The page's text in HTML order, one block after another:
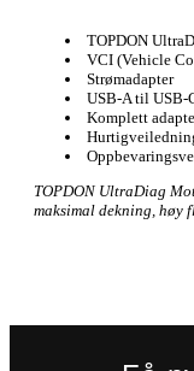
TOPDON
VCI (Vehicle
Strømadapter
USB-A til USB-
Komplett
TOPDON UltraDiag
maksimal dekning, høy